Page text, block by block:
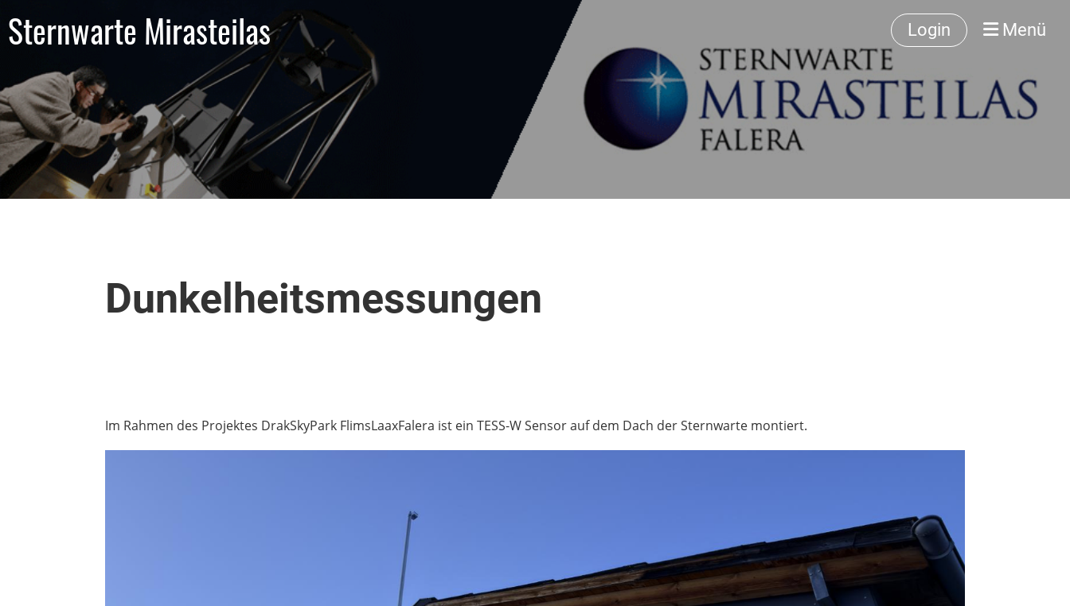
Sternwarte Mirasteilas Login Menü
Dunkelheitsmessungen
Im Rahmen des Projektes DrakSkyPark FlimsLaaxFalera ist ein TESS-W Sensor auf dem Dach der Sternwarte montiert.